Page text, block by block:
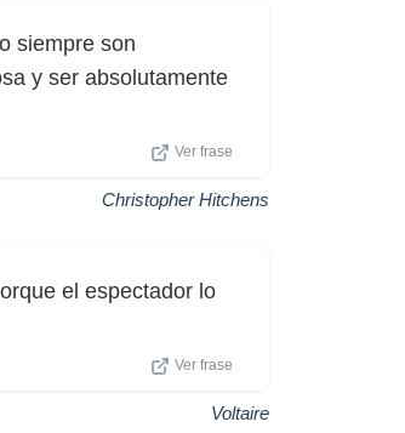
siempre son
y ser absolutamente
Ver frase
Christopher Hitchens
el espectador lo
Ver frase
Voltaire